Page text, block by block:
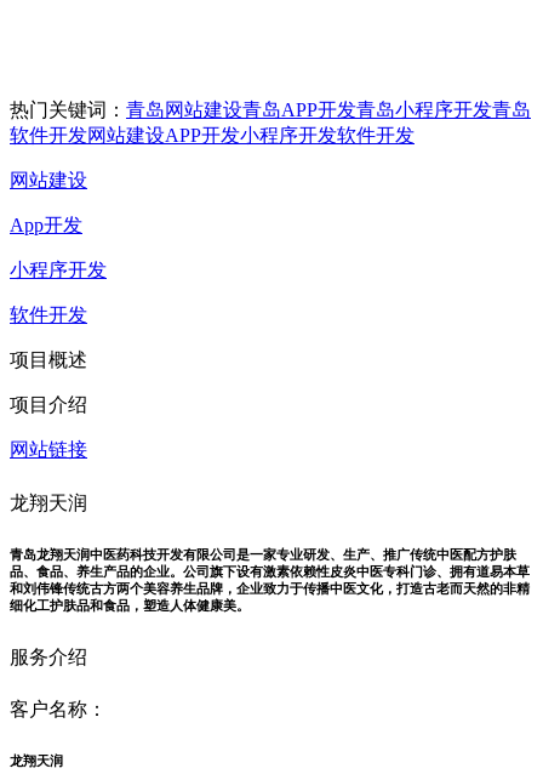
热门关键词： 青岛网站建设青岛APP开发青岛小程序开发青岛
软件开发网站建设APP开发小程序开发软件开发
网站建设
App开发
小程序开发
软件开发
项目概述
项目介绍
网站链接
龙翔天润
青岛龙翔天润中医药科技开发有限公司是一家专业研发、生产、推广传统中医配方护肤
品、食品、养生产品的企业。公司旗下设有激素依赖性皮炎中医专科门诊、拥有道易本草
和刘伟锋传统古方两个美容养生品牌，企业致力于传播中医文化，打造古老而天然的非精
细化工护肤品和食品，塑造人体健康美。
服务介绍
客户名称：
龙翔天润